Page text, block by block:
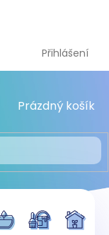
Přihlášení
NÁKUPNÍ KOŠÍK
Prázdný košík